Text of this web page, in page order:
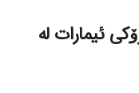
ئیمارات لە